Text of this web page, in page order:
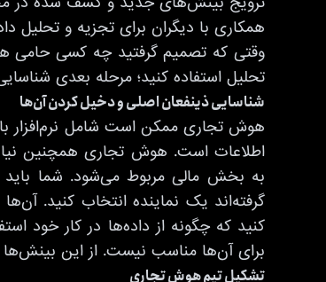
همکاری با دیگران برای تجزیه و
وقتی که تصمیم گرفتید چه کسی حامی
تحلیل استفاده کنید؛ مرحله بعدی
شناسایی ذینفعان اصلی و دخیل کردن آن‌ها
هوش تجاری ممکن است شامل نرم‌افزار
اطلاعات است. هوش تجاری همچنین
به بخش مالی مربوط می‌شود. شما باید
گرفته‌اند یک نماینده انتخاب کنید.
کنید که چگونه از داده‌ها در کار خود
برای آن‌ها مناسب نیست. از این
تشکیل تیم هوش تجاری